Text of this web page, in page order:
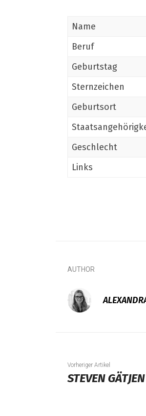
Name
Beruf
Geburtstag
Sternzeichen
Geburtsort
Geschlecht
Links
AUTHOR
Vorheriger Artikel
STEVEN